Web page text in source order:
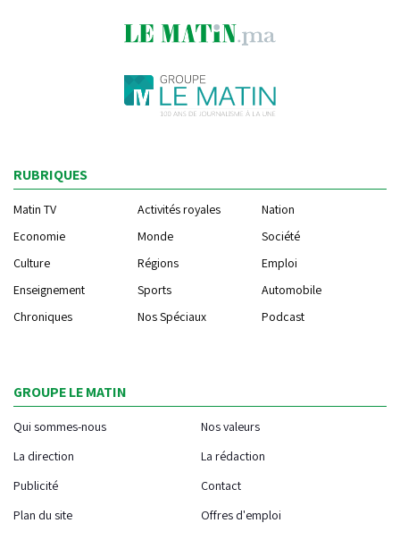
RUBRIQUES
Matin TV Activités royales
Nation
Economie
Monde
Société
Culture
Régions
Emploi
Enseignement
Sports
Automobile
Chroniques
Nos Spéciaux Podcast
GROUPE LE MATIN
Qui sommes-nous
Nos valeurs
La direction
La rédaction
Publicité
Contact
Plan du site
Offres d'emploi